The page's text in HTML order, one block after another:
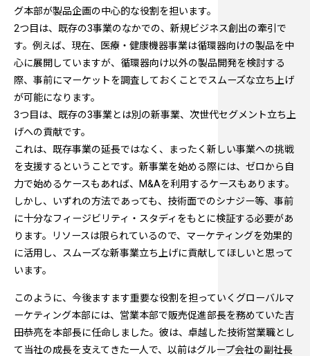
グ本部が製品企画の中心的な役割を担います。
2つ目は、既存の3事業のなかでの、新規ビジネス創出の牽引で
す。例えば、現在、医療・健康機器事業は循環器向けの製品を中
心に展開していますが、循環器向け以外の製品開発を検討する
際、事前にマーケットを調査しておくことでスムーズな立ち上げ
が可能になります。
3つ目は、既存の3事業とは別の新事業、次世代セグメント立ち上
げへの貢献です。
これは、既存事業の延長ではなく、まったく新しい事業への挑戦
を支援するということです。新事業を始める際には、ゼロから自
力で始めるケースもあれば、M&Aを利用するケースもあります。
しかし、いずれの方法であっても、技術面でのシナジー等、事前
に十分なフィージビリティ・スタディをもとに検証する必要があ
ります。リソースは限られているので、マーケティングを効果的
に活用し、スムーズな新事業立ち上げに貢献してほしいと思って
います。
このように、今後ますます重要な役割を担っていくグローバルマ
ーケティング本部には、営業本部で販売促進部長を務めていた吉
田恭亮を本部長に任命しました。彼は、卓越した技術営業職とし
て当社の成長を支えてきた一人で、以前はグループ会社の副社長